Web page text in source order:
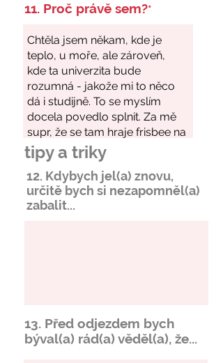
11. Proč právě sem?*
tipy a triky
12. Kdybych jel(a) znovu,
určitě bych si nezapomněl(a)
zabalit...
13. Před odjezdem bych
býval(a) rád(a) věděl(a), že...